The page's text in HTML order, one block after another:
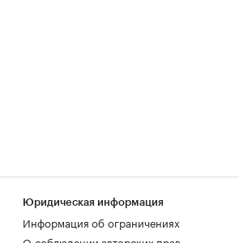
Юридическая информация
Информация об ограничениях